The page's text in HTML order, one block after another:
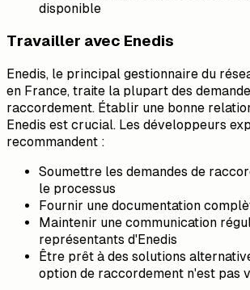
disponible
Travailler avec Enedis
Enedis, le principal gestionnaire du
en France, traite la plupart des
raccordement. Établir une bonne
Enedis est crucial. Les développeurs
recommandent :
Soumettre les demandes de
le processus
Fournir une documentation
Maintenir une communication
représentants d'Enedis
Être prêt à des solutions
option de raccordement n'est pas